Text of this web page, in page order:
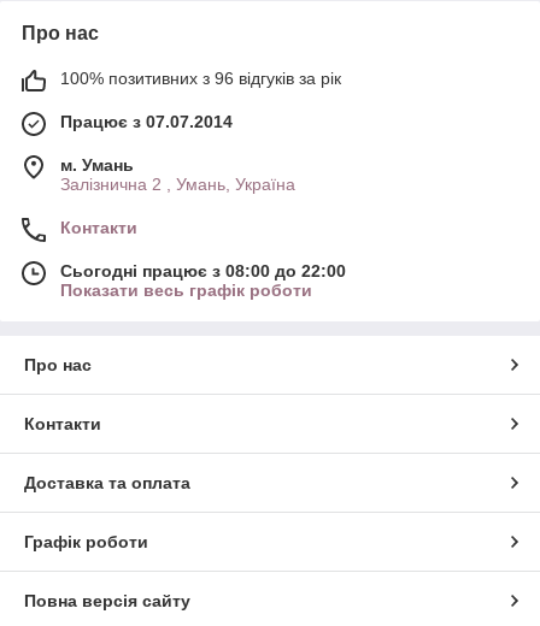
Про нас
100% позитивних з 96 відгуків за рік
Працює з 07.07.2014
м. Умань
Залізнична 2 , Умань, Україна
Контакти
Сьогодні працює з 08:00 до 22:00
Показати весь графік роботи
Про нас
Контакти
Доставка та оплата
Графік роботи
Повна версія сайту